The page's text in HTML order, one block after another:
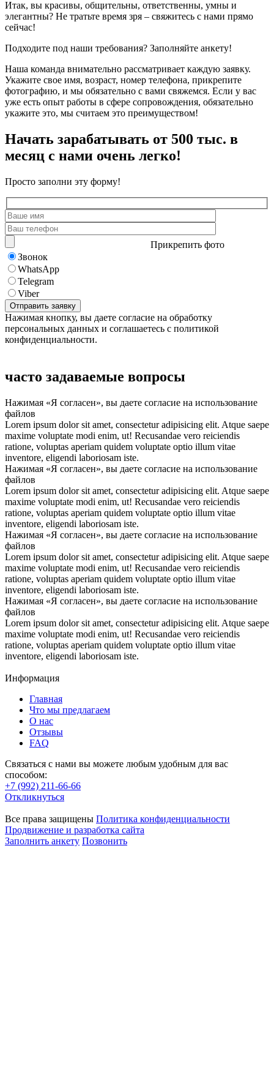
Итак, вы красивы, общительны, ответственны, умны и
элегантны? Не тратьте время зря – свяжитесь с нами прямо
сейчас!
Подходите под наши требования? Заполняйте анкету!
Наша команда внимательно рассматривает каждую заявку.
Укажите свое имя, возраст, номер телефона, прикрепите
фотографию, и мы обязательно с вами свяжемся. Если у вас
уже есть опыт работы в сфере сопровождения, обязательно
укажите это, мы считаем это преимуществом!
Начать зарабатывать от 500 тыс. в
месяц с нами очень легко!
Просто заполни эту форму!
Прикрепить фото
Звонок
WhatsApp
Telegram
Viber
Нажимая кнопку, вы даете согласие на обработку
персональных данных и соглашаетесь с политикой
конфиденциальности.
часто задаваемые вопросы
Нажимая «Я согласен», вы даете согласие на использование
файлов
Lorem ipsum dolor sit amet, consectetur adipisicing elit. Atque saepe
maxime voluptate modi enim, ut! Recusandae vero reiciendis
ratione, voluptas aperiam quidem voluptate optio illum vitae
inventore, eligendi laboriosam iste.
Нажимая «Я согласен», вы даете согласие на использование
файлов
Lorem ipsum dolor sit amet, consectetur adipisicing elit. Atque saepe
maxime voluptate modi enim, ut! Recusandae vero reiciendis
ratione, voluptas aperiam quidem voluptate optio illum vitae
inventore, eligendi laboriosam iste.
Нажимая «Я согласен», вы даете согласие на использование
файлов
Lorem ipsum dolor sit amet, consectetur adipisicing elit. Atque saepe
maxime voluptate modi enim, ut! Recusandae vero reiciendis
ratione, voluptas aperiam quidem voluptate optio illum vitae
inventore, eligendi laboriosam iste.
Нажимая «Я согласен», вы даете согласие на использование
файлов
Lorem ipsum dolor sit amet, consectetur adipisicing elit. Atque saepe
maxime voluptate modi enim, ut! Recusandae vero reiciendis
ratione, voluptas aperiam quidem voluptate optio illum vitae
inventore, eligendi laboriosam iste.
Информация
Главная
Что мы предлагаем
О нас
Отзывы
FAQ
Связаться с нами вы можете любым удобным для вас
способом:
+7 (992) 211-66-66
Откликнуться
Все права защищены Политика конфиденциальности
Продвижение и разработка сайта
Заполнить анкету Позвонить